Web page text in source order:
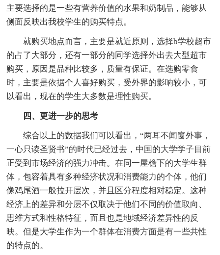
主要选择的是一些有营养价值的水果和奶制品，能够从
侧面反映出我校学生的购买特点。
就购买地点而言，主要是就近原则，选择b学校超市
的占了大部分，还有一部分的同学选择外出去大型超市
购买，原因是品种比较多，质量有保证。在选购零食
时，主要是依据个人喜好购买，受外界的影响较小，可
以看出，现在的学生大多数是理性购买。
四、更进一步的思考
综合以上的数据我们可以看出，“两耳不闻窗外事，
一心只读圣贤书”的时代已经过去，中国的大学学子目前
正受到市场经济的强力冲击。在同一屋檐下的大学生群
体，包容着具有多种经济状况和消费能力的个体，他们
像鸡尾酒一般拉开层次，并且区分程度相对稳定。这种
经济上的差异和分层不仅取决于他们不同的价值取向、
思维方式和性格特征，而且也是地域经济差异性的反
映。但是大学生作为一个群体在消费方面是有一些共性
的特点的。